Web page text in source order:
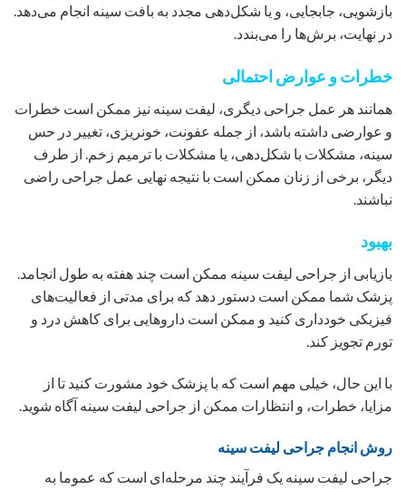
بازشویی، جابجایی، و یا شکل‌دهی مجدد به بافت سینه انجام می‌دهد.
در نهایت، برش‌ها را می‌بندد.
خطرات و عوارض احتمالی
همانند هر عمل جراحی دیگری، لیفت سینه نیز ممکن است خطرات
و عوارضی داشته باشد، از جمله عفونت، خونریزی، تغییر در حس
سینه، مشکلات با شکل‌دهی، یا مشکلات با ترمیم زخم. از طرف
دیگر، برخی از زنان ممکن است با نتیجه نهایی عمل جراحی راضی
نباشند.
بهبود
بازیابی از جراحی لیفت سینه ممکن است چند هفته به طول انجامد.
پزشک شما ممکن است دستور دهد که برای مدتی از فعالیت‌های
فیزیکی خودداری کنید و ممکن است داروهایی برای کاهش درد و
تورم تجویز کند.
با این حال، خیلی مهم است که با پزشک خود مشورت کنید تا از
مزایا، خطرات، و انتظارات ممکن از جراحی لیفت سینه آگاه شوید.
روش انجام جراحی لیفت سینه
جراحی لیفت سینه یک فرآیند چند مرحله‌ای است که عموما به